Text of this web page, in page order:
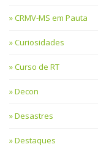
CRMV-MS em Pauta
Curiosidades
Curso de RT
Decon
Desastres
Destaques